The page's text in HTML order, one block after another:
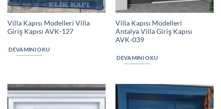
Villa Kapısı Modelleri Villa
Giriş Kapısı AVK-127
DEVAMINI OKU
Villa Kapısı Modelleri
Antalya Villa Giriş Kapısı
AVK-039
DEVAMINI OKU